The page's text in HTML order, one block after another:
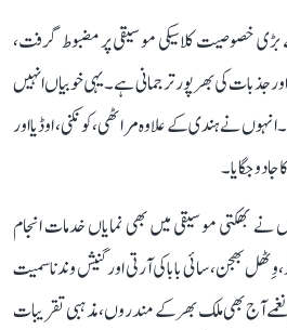
خصوصیت کلاسیکی موسیقی پر مضبوط گرفت،
جذبات کی بھرپور ترجمانی ہے۔ یہی خوبیاں انہیں
نے ہندی کے علاوہ مراٹھی، کونکنی، اوڈیا اور
جگایا۔
بھکتی موسیقی میں بھی نمایاں خدمات انجام
وِٹھل بھجن، سائی بابا کی آرتی اور گنیش وندنا سمیت
آج بھی ملک بھر کے مندروں، مذہبی تقریبات